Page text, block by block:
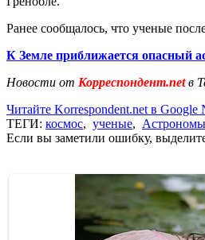
Ранее сообщалось, что ученые
К Земле приближается опасный
Новости от Корреспондент.netв
Читайте Korrespondent.net в Google
ТЕГИ: космос, ученые, Астрономы
Если вы заметили ошибку,